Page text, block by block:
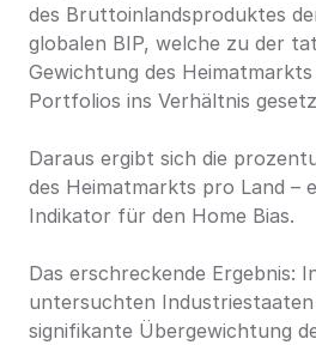
des Bruttoinlandsproduktes
globalen BIP, welche zu der
Gewichtung des Heimatmarkts
Portfolios ins Verhältnis
Daraus ergibt sich die
des Heimatmarkts pro Land –
Indikator für den Home Bias.
Das erschreckende Ergebnis:
untersuchten
signifikante Übergewichtung